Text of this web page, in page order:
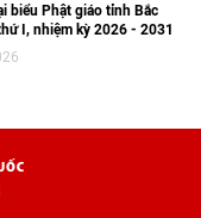
biểu Phật giáo tỉnh Bắc
I, nhiệm kỳ 2026 - 2031